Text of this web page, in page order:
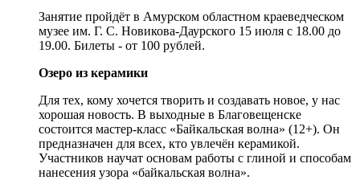
Занятие пройдёт в Амурском областном краеведческом
музее им. Г. С. Новикова-Даурского 15 июля с 18.00 до
19.00. Билеты - от 100 рублей.
Озеро из керамики
Для тех, кому хочется творить и создавать новое, у нас
хорошая новость. В выходные в Благовещенске
состоится мастер-класс «Байкальская волна» (12+). Он
предназначен для всех, кто увлечён керамикой.
Участников научат основам работы с глиной и способам
нанесения узора «байкальская волна».